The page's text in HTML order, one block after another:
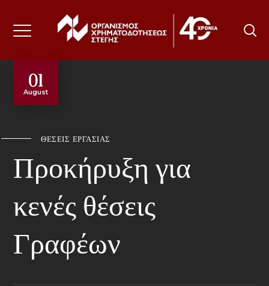
ΑΡΧΙΚΗ
ΟΜΑΔΙΚΕΣ ΑΣΦΑΛΙΣΕΙΣ
ΔΙΚΑΙΩΜΑΤΑ & ΧΡΕΩΣΕΙΣ
ΕΝΤΥΠΑ
01
August
ΘΕΣΕΙΣ ΕΡΓΑΣΙΑΣ
Προκήρυξη για
κενές θέσεις
Γραφέων